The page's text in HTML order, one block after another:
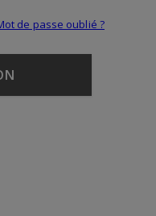
de passe oublié ?